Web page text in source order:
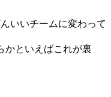
いいチームに変わって
かといえばこれが裏